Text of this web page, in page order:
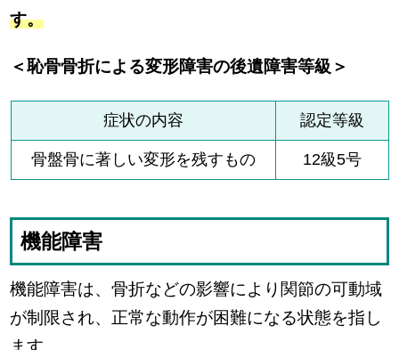
す。
＜恥骨骨折による変形障害の後遺障害等級＞
症状の内容 認定等級
骨盤骨に著しい変形を残すもの 12級5号
機能障害
機能障害は、骨折などの影響により関節の可動域
が制限され、正常な動作が困難になる状態を指し
ます。